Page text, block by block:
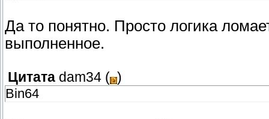
Да то понятно. Просто логика
выполненное.
Цитата dam34 ( )
Bin64